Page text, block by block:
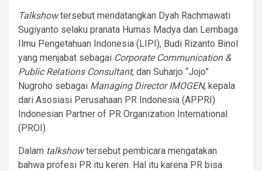
Talkshowtersebut mendatangkan Dyah Rachmawati
Sugiyanto selaku pranata Humas Madya dan Lembaga
Ilmu Pengetahuan Indonesia (LIPI), Budi Rizanto Binol
yang menjabat sebagai Corporate Communication &
Public Relations Consultant, dan Suharjo “Jojo”
Nugroho sebagai Managing Director IMOGEN, kepala
dari Asosiasi Perusahaan PR Indonesia (APPRI)
Indonesian Partner of PR Organization International
(PROI).
Dalam talkshowtersebut pembicara mengatakan
bahwa profesi PR itu keren. Hal itu karena PR bisa